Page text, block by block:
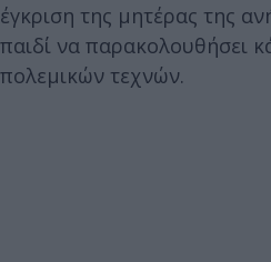
έγκριση της μητέρας της
παιδί να παρακολουθήσει
πολεμικών τεχνών.